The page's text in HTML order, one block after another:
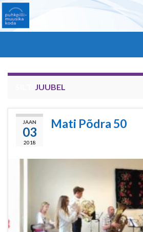
JUUBEL
JAAN
03
2018
Mati Põdra 50